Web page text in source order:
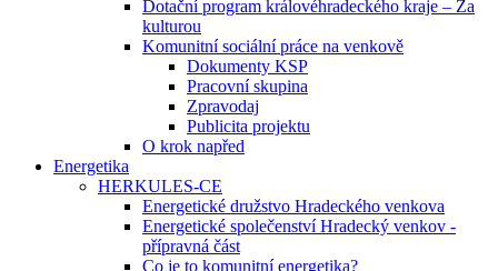
Dotační program královéhradeckého kraje – Za
kulturou
Komunitní sociální práce na venkově
Dokumenty KSP
Pracovní skupina
Zpravodaj
Publicita projektu
O krok napřed
Energetika
HERKULES-CE
Energetické družstvo Hradeckého venkova
Energetické společenství Hradecký venkov -
přípravná část
Co je to komunitní energetika?